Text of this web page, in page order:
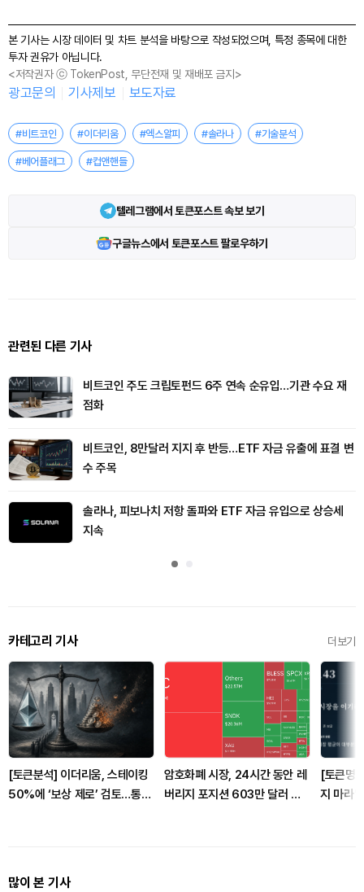
본 기사는 시장 데이터 및 차트 분석을 바탕으로 작성되었으며, 특정 종목에 대한
투자 권유가 아닙니다.
<저작권자 ⓒ TokenPost, 무단전재 및 재배포 금지>
광고문의 기사제보 보도자료
#비트코인 #이더리움 #엑스알피 #솔라나 #기술분석
#베어플래그 #컵앤핸들
텔레그램에서 토큰포스트 속보 보기
구글뉴스에서 토큰포스트 팔로우하기
관련된 다른 기사
비트코인 주도 크립토펀드 6주 연속 순유입…기관 수요 재
점화
비트코인, 8만달러 지지 후 반등…ETF 자금 유출에 표결 변
수 주목
솔라나, 피보나치 저항 돌파와 ETF 자금 유입으로 상승세
지속
카테고리 기사 더보기
[토큰분석] 이더리움, 스테이킹
50%에 ‘보상 제로’ 검토…통화
암호화폐 시장, 24시간 동안 레
버리지 포지션 603만 달러 청
[토큰명
지 마라"
많이 본 기사